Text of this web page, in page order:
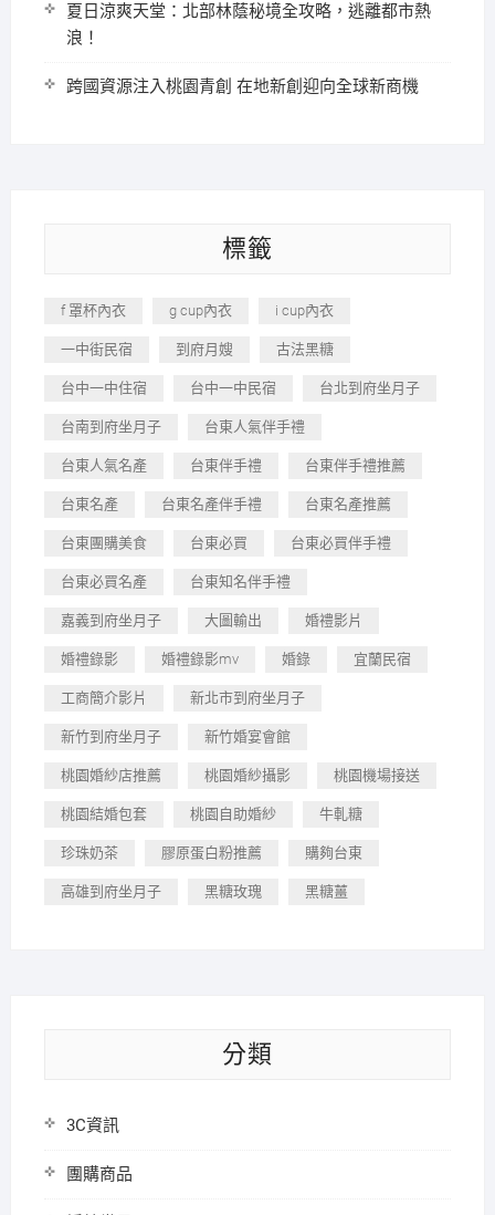
夏日涼爽天堂：北部林蔭秘境全攻略，逃離都市熱
浪！
跨國資源注入桃園青創 在地新創迎向全球新商機
標籤
f 罩杯內衣 g cup內衣 i cup內衣
一中街民宿 到府月嫂 古法黑糖
台中一中住宿 台中一中民宿 台北到府坐月子
台南到府坐月子 台東人氣伴手禮
台東人氣名產 台東伴手禮 台東伴手禮推薦
台東名產 台東名產伴手禮 台東名產推薦
台東團購美食 台東必買 台東必買伴手禮
台東必買名產 台東知名伴手禮
嘉義到府坐月子 大圖輸出 婚禮影片
婚禮錄影 婚禮錄影mv 婚錄 宜蘭民宿
工商簡介影片 新北市到府坐月子
新竹到府坐月子 新竹婚宴會館
桃園婚紗店推薦 桃園婚紗攝影 桃園機場接送
桃園結婚包套 桃園自助婚紗 牛軋糖
珍珠奶茶 膠原蛋白粉推薦 購夠台東
高雄到府坐月子 黑糖玫瑰 黑糖薑
分類
3C資訊
團購商品